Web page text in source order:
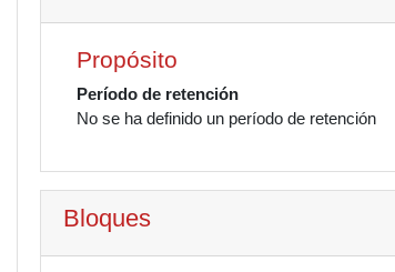
Propósito
Período de retención
No se ha definido un período de retención
Bloques